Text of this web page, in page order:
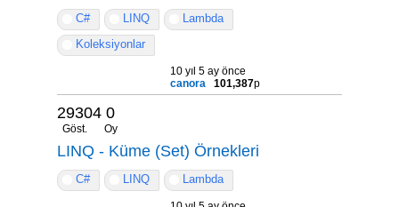
C# LINQ
Lambda
Koleksiyonlar
10 yıl 5 ay önce
canora
101,387p
29304
Göst.
0
Oy
LINQ - Küme (Set) Örnekleri
C# LINQ Lambda